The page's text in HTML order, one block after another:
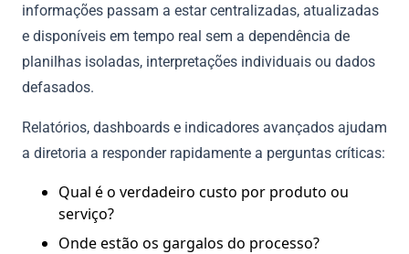
informações passam a estar centralizadas, atualizadas
e disponíveis em tempo real sem a dependência de
planilhas isoladas, interpretações individuais ou dados
defasados.
Relatórios, dashboards e indicadores avançados ajudam
a diretoria a responder rapidamente a perguntas críticas:
Qual é o verdadeiro custo por produto ou
serviço?
Onde estão os gargalos do processo?